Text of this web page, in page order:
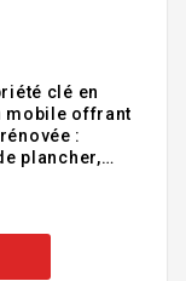
clé en
mobile offrant
:
plancher,
encore. Située
terrain (non
de